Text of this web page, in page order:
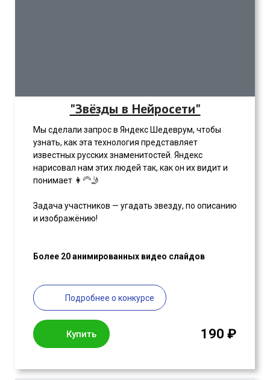
"Звёзды в Нейросети"
Мы сделали запрос в Яндекс Шедеврум, чтобы
узнать, как эта технология представляет
известных русских знаменитостей. Яндекс
нарисовал нам этих людей так, как он их видит и
понимает 👩‍🦳🤳
Задача участников — угадать звезду, по описанию
и изображёнию!
Более 20 анимированных видео слайдов
Подробнее о конкурсе
Купить 190 ₽